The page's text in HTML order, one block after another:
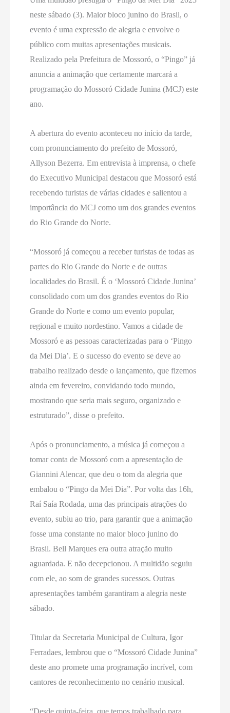
neste sábado (3). Maior bloco junino do Brasil, o
evento é uma expressão de alegria e envolve o
público com muitas apresentações musicais.
Realizado pela Prefeitura de Mossoró, o “Pingo” já
anuncia a animação que certamente marcará a
programação do Mossoró Cidade Junina (MCJ) este
ano.
A abertura do evento aconteceu no início da tarde,
com pronunciamento do prefeito de Mossoró,
Allyson Bezerra. Em entrevista à imprensa, o chefe
do Executivo Municipal destacou que Mossoró está
recebendo turistas de várias cidades e salientou a
importância do MCJ como um dos grandes eventos
do Rio Grande do Norte.
“Mossoró já começou a receber turistas de todas as
partes do Rio Grande do Norte e de outras
localidades do Brasil. É o ‘Mossoró Cidade Junina’
consolidado com um dos grandes eventos do Rio
Grande do Norte e como um evento popular,
regional e muito nordestino. Vamos a cidade de
Mossoró e as pessoas caracterizadas para o ‘Pingo
da Mei Dia’. E o sucesso do evento se deve ao
trabalho realizado desde o lançamento, que fizemos
ainda em fevereiro, convidando todo mundo,
mostrando que seria mais seguro, organizado e
estruturado”, disse o prefeito.
Após o pronunciamento, a música já começou a
tomar conta de Mossoró com a apresentação de
Giannini Alencar, que deu o tom da alegria que
embalou o “Pingo da Mei Dia”. Por volta das 16h,
Raí Saía Rodada, uma das principais atrações do
evento, subiu ao trio, para garantir que a animação
fosse uma constante no maior bloco junino do
Brasil. Bell Marques era outra atração muito
aguardada. E não decepcionou. A multidão seguiu
com ele, ao som de grandes sucessos. Outras
apresentações também garantiram a alegria neste
sábado.
Titular da Secretaria Municipal de Cultura, Igor
Ferradaes, lembrou que o “Mossoró Cidade Junina”
deste ano promete uma programação incrível, com
cantores de reconhecimento no cenário musical.